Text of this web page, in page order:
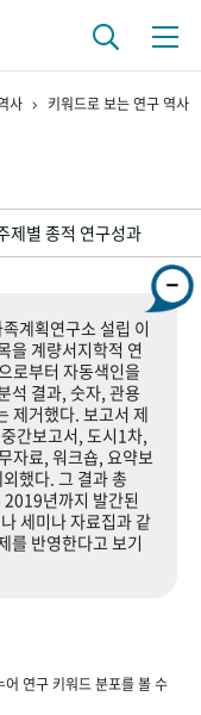
영상 기록물
광장
사 키워드로 보는 연구 역사
제별 종적 연구성과
계획연구소 설립 이
을 계량서지학적 연
로부터 자동색인을
석 결과, 숫자, 관용
제거했다. 보고서 제
간보고서, 도시1차,
자료, 워크숍, 요약보
했다. 그 결과 총
년까지 발간된
세미나 자료집과 같
를 반영한다고 보기
연구 키워드 분포를 볼 수